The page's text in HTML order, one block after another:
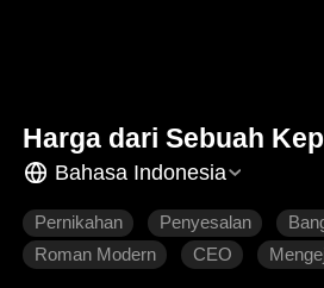
Harga dari Sebuah
Bahasa Indonesia
Pernikahan Penyesalan
Roman Modern
CEO